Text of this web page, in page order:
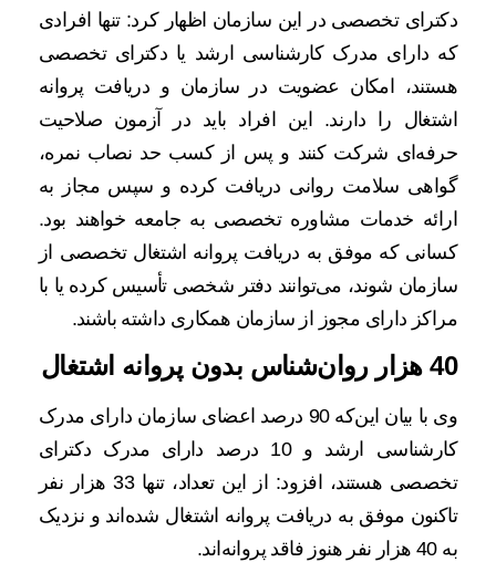
دکترای تخصصی در این سازمان اظهار کرد: تنها افرادی
که دارای مدرک کارشناسی ارشد یا دکترای تخصصی
هستند، امکان عضویت در سازمان و دریافت پروانه
اشتغال را دارند. این افراد باید در آزمون صلاحیت
حرفه‌ای شرکت کنند و پس از کسب حد نصاب نمره،
گواهی سلامت روانی دریافت کرده و سپس مجاز به
ارائه خدمات مشاوره تخصصی به جامعه خواهند بود.
کسانی که موفق به دریافت پروانه اشتغال تخصصی از
سازمان شوند، می‌توانند دفتر شخصی تأسیس کرده یا با
مراکز دارای مجوز از سازمان همکاری داشته باشند.
40 هزار روان‌شناس بدون پروانه اشتغال
وی با بیان این‌که 90 درصد اعضای سازمان دارای مدرک
کارشناسی ارشد و 10 درصد دارای مدرک دکترای
تخصصی هستند، افزود: از این تعداد، تنها 33 هزار نفر
تاکنون موفق به دریافت پروانه اشتغال شده‌اند و نزدیک
به 40 هزار نفر هنوز فاقد پروانه‌اند.